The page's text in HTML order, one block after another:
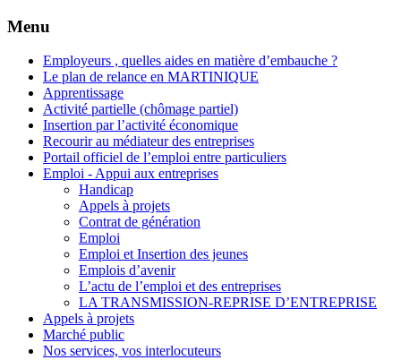
Menu
Employeurs , quelles aides en matière d’embauche ?
Le plan de relance en MARTINIQUE
Apprentissage
Activité partielle (chômage partiel)
Insertion par l’activité économique
Recourir au médiateur des entreprises
Portail officiel de l’emploi entre particuliers
Emploi - Appui aux entreprises
Handicap
Appels à projets
Contrat de génération
Emploi
Emploi et Insertion des jeunes
Emplois d’avenir
L’actu de l’emploi et des entreprises
LA TRANSMISSION-REPRISE D’ENTREPRISE
Appels à projets
Marché public
Nos services, vos interlocuteurs